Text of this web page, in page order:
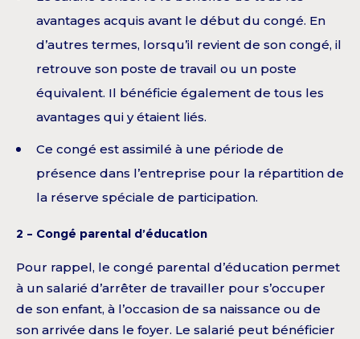
avantages acquis avant le début du congé. En
d’autres termes, lorsqu’il revient de son congé, il
retrouve son poste de travail ou un poste
équivalent. Il bénéficie également de tous les
avantages qui y étaient liés.
Ce congé est assimilé à une période de
présence dans l’entreprise pour la répartition de
la réserve spéciale de participation.
2 – Congé parental d’éducation
Pour rappel, le congé parental d’éducation permet
à un salarié d’arrêter de travailler pour s’occuper
de son enfant, à l’occasion de sa naissance ou de
son arrivée dans le foyer. Le salarié peut bénéficier